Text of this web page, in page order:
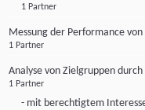
1 Partner
Messung der Performance
1 Partner
Analyse von Zielgruppen
1 Partner
- mit berechtigtem